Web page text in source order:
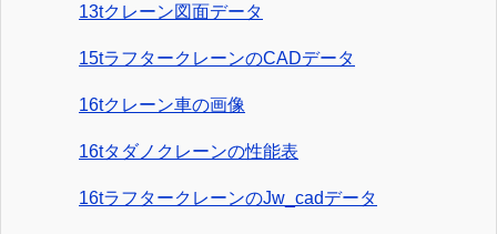
13tクレーン図面データ
15tラフタークレーンのCADデータ
16tクレーン車の画像
16tタダノクレーンの性能表
16tラフタークレーンのJw_cadデータ